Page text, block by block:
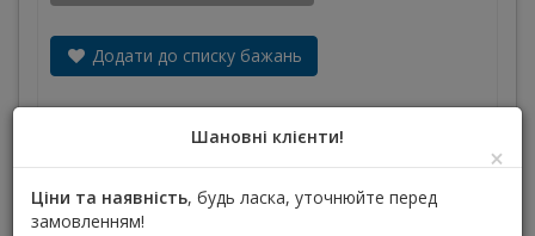
Додати до списку бажань
Технічні характеристики продукту
Пакування:1 банка порошку 200г. Порошок на
основі окису цинку, твердне під дією води.
Шановні клієнти!
×
Ціни та наявність, будь ласка, уточнюйте перед
замовленням!